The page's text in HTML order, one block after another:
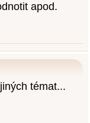
apod.
témat...